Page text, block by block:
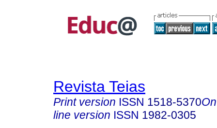
Revista Teias
Print version ISSN 1518-5370
line version ISSN 1982-0305